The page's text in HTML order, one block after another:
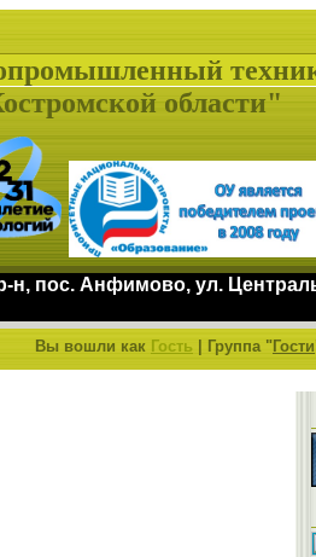
области"
н, пос. Анфимово, ул.
Вы вошли как Гость Группа"Гости